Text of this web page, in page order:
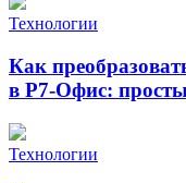
Технологии
Как
в Р7-Офис:
Технологии